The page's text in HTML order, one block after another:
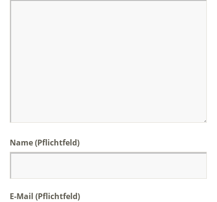
Name(Pflichtfeld)
E-Mail (Pflichtfeld)